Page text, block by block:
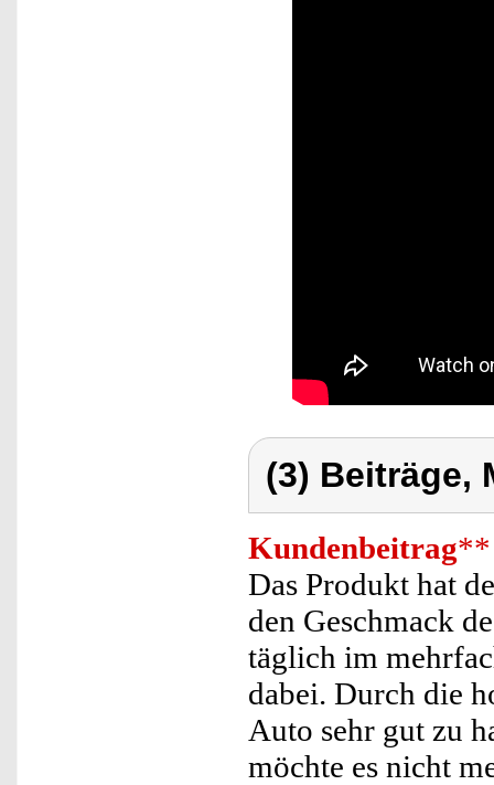
(3) Beiträge,
Kundenbeitrag**
Das Produkt hat
den Geschmack
täglich im
dabei. Durch die
Auto sehr gut zu
möchte es nicht